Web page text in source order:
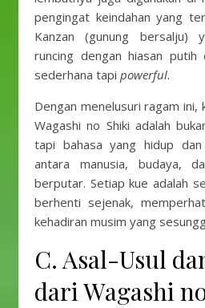
pengingat keindahan yang
Kanzan (gunung bersalju)
runcing dengan hiasan putih
sederhana tapi powerful.
Dengan menelusuri ragam ini,
Wagashi no Shiki adalah
tapi bahasa yang hidup
antara manusia, budaya,
berputar. Setiap kue adalah
berhenti sejenak,
kehadiran musim yang
C. Asal-Usul
dari Wagashi